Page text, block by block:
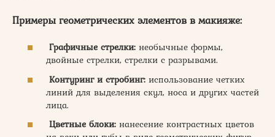
Примеры геометрических элементов в макияже:
Графичные стрелки: необычные формы,
двойные стрелки, стрелки с разрывами.
Контуринг и стробинг: использование четких
линий для выделения скул, носа и других частей
лица.
Цветные блоки: нанесение контрастных цветов